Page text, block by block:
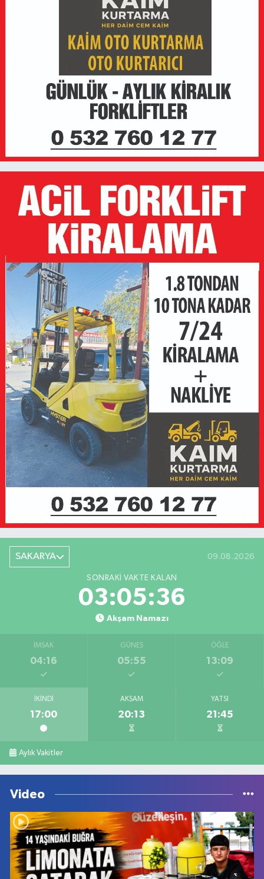
SAKARYA 09.08.2026
SONRAKI VAKTE KALAN
03:05:36
Akşam Namazı
İMSAK
04:16
GÜNEŞ
05:55
ÖĞLE
13:09
İKINDI
17:00
AKŞAM
20:13
YATSI
21:45
Aylık Vakitler
Video